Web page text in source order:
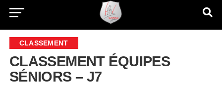
CLASSEMENT
CLASSEMENT ÉQUIPES
SÉNIORS – J7